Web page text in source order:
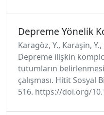
Depreme Yönelik
Karagöz, Y., Karaşin,
Depreme ilişkin
tutumların
çalışması. Hitit Sosyal
516. https://doi.org/